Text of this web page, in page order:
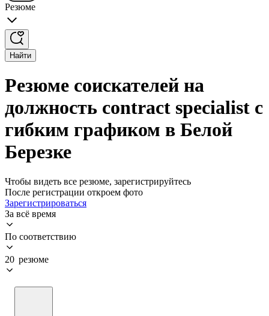
Резюме
Найти
Резюме соискателей на
должность contract specialist с
гибким графиком в Белой
Березке
Чтобы видеть все резюме, зарегистрируйтесь
После регистрации откроем фото
Зарегистрироваться
За всё время
По соответствию
20 резюме